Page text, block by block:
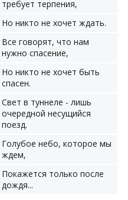
требует терпения,
Но никто не хочет ждать.
Все говорят, что нам
нужно спасение,
Но никто не хочет быть
спасен.
Свет в туннеле - лишь
очередной несущийся
поезд.
Голубое небо, которое мы
ждем,
Покажется только после
дождя...